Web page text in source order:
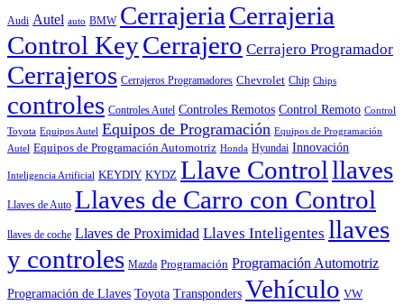
Audi Autel auto BMW Cerrajeria Cerrajeria
Control KeyCerrajero Cerrajero Programador
Cerrajeros Cerrajeros Programadores Chevrolet Chip Chips
controles Controles Autel Controles Remotos Control Remoto Control
Toyota Equipos Autel Equipos de Programación Equipos de Programación
Autel Equipos de Programación Automotriz Honda Hyundai Innovación
Inteligencia Artificial KEYDIY KYDZ Llave Controlllaves
Llaves de Auto Llaves de Carro con Control
llaves de coche Llaves de Proximidad Llaves Inteligentes llaves
y controles Mazda Programación Programación Automotriz
Programación de Llaves Toyota Transponders Vehículo VW